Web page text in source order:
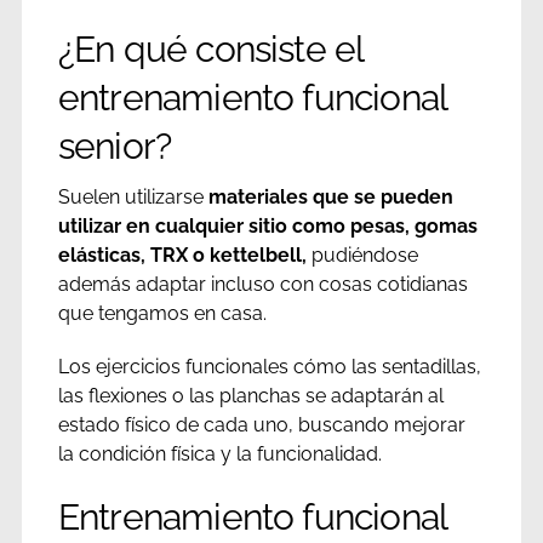
¿En qué consiste el
entrenamiento funcional
senior?
Suelen utilizarse materiales que se pueden
utilizar en cualquier sitio como pesas, gomas
elásticas, TRX o kettelbell, pudiéndose
además adaptar incluso con cosas cotidianas
que tengamos en casa.
Los ejercicios funcionales cómo las sentadillas,
las flexiones o las planchas se adaptarán al
estado físico de cada uno, buscando mejorar
la condición física y la funcionalidad.
Entrenamiento funcional